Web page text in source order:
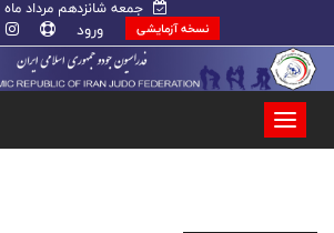
جمعه شانزدهم مرداد ماه
نسخه آزمایشی ورود